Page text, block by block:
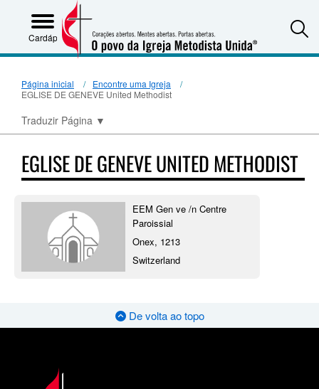
Cardápio
Página inicial
Encontre uma Igreja
EGLISE DE GENEVE United Methodist
Traduzir Página ▼
EGLISE DE GENEVE UNITED METHODIST
EEM Gen ve /n Centre
Paroissial
Onex, 1213
Switzerland
De volta ao topo